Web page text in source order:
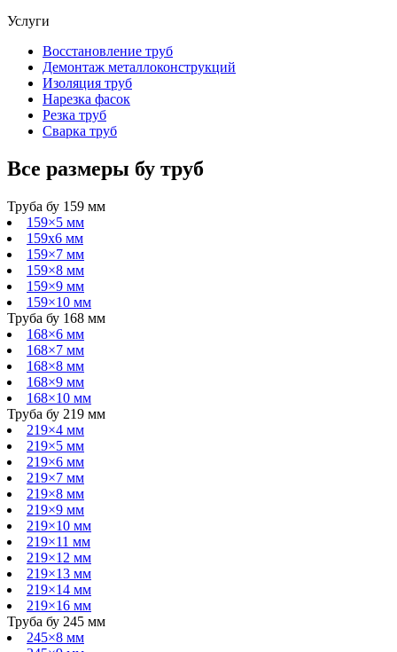
Услуги
Восстановление труб
Демонтаж металлоконструкций
Изоляция труб
Нарезка фасок
Резка труб
Сварка труб
Все размеры бу труб
Труба бу 159 мм
159×5 мм
159х6 мм
159×7 мм
159×8 мм
159×9 мм
159×10 мм
Труба бу 168 мм
168×6 мм
168×7 мм
168×8 мм
168×9 мм
168×10 мм
Труба бу 219 мм
219×4 мм
219×5 мм
219×6 мм
219×7 мм
219×8 мм
219×9 мм
219×10 мм
219×11 мм
219×12 мм
219×13 мм
219×14 мм
219×16 мм
Труба бу 245 мм
245×8 мм